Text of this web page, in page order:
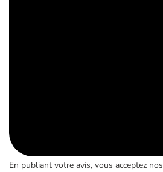
En publiant votre avis, vous acceptez nos